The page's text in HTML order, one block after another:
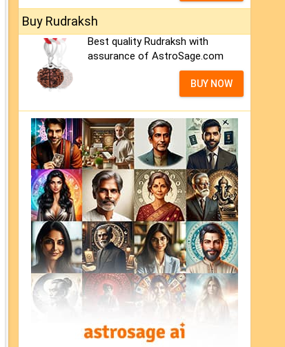
Buy Rudraksh
Best quality Rudraksh with
assurance of AstroSage.com
BUY NOW